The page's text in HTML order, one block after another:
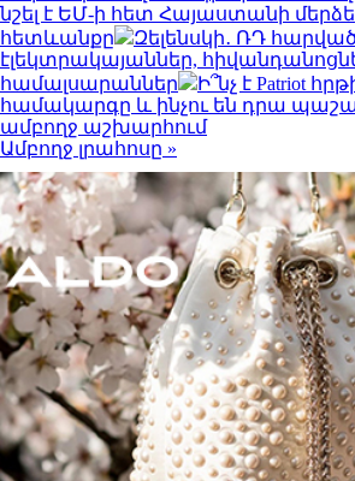
նշել է ԵՄ-ի հետ Հայաստանի
հետևանքը
Զելենսկի․ ՌԴ
էլեկտրակայաններ,
համալսարաններ
Ի՞նչ է Patriot
համակարգը և ինչու են դրա
ամբողջ աշխարհում
Ամբողջ լրահոսը »